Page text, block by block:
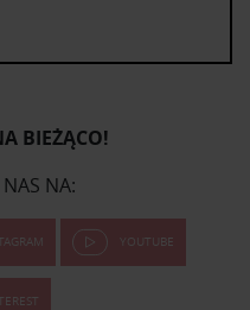
BIEŻĄCO!
NA:
YOUTUBE